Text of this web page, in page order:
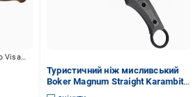
До -10% з суперкредиткою Visa Вигода
Туристичний ніж мисливський
Boker Magnum Straight Karambit
(02RY700)